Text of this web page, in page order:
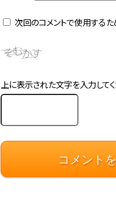
次回のコメントで使用するた
上に表示された文字を入力してく